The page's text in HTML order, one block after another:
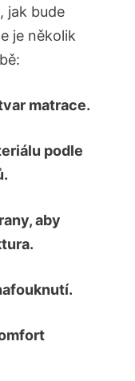
jak bude
je několik
matrace.
podle
aby